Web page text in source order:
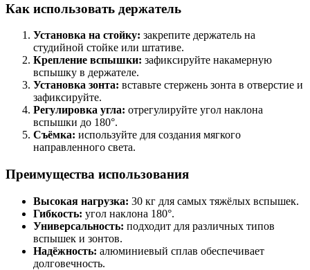
Как использовать держатель
Установка на стойку: закрепите держатель на
студийной стойке или штативе.
Крепление вспышки: зафиксируйте накамерную
вспышку в держателе.
Установка зонта: вставьте стержень зонта в отверстие и
зафиксируйте.
Регулировка угла: отрегулируйте угол наклона
вспышки до 180°.
Съёмка: используйте для создания мягкого
направленного света.
Преимущества использования
Высокая нагрузка: 30 кг для самых тяжёлых вспышек.
Гибкость: угол наклона 180°.
Универсальность: подходит для различных типов
вспышек и зонтов.
Надёжность: алюминиевый сплав обеспечивает
долговечность.